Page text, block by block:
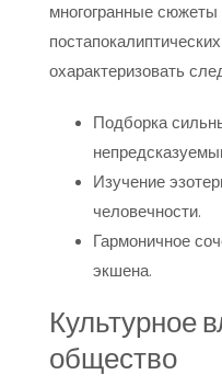
многогранные
охарактеризовать
Подборка
Изучение
человечности.
Гармоничное
экшена.
Культурное
общество